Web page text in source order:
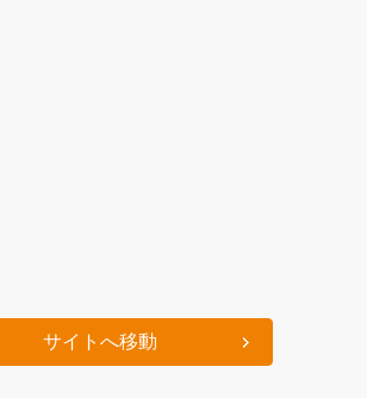
サイトへ移動